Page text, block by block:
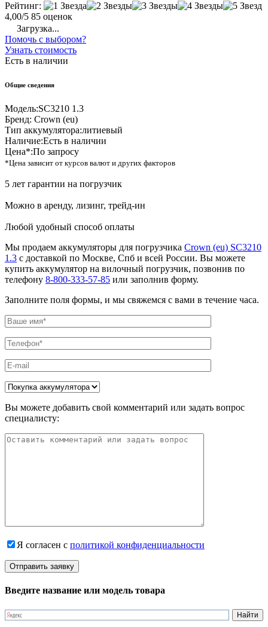
Рейтинг:
4,00/5 85 оценок
Загрузка...
Помочь с выбором?
Узнать стоимость
Есть в наличии
Общие сведения
Модель:SC3210 1.3
Бренд: Crown (eu)
Тип аккумулятора:литиевый
Наличие:Есть в наличии
Цена*:По запросу
*Цена зависит от курсов валют и других факторов
5 лет гарантии на погрузчик
Можно в аренду, лизинг, трейд-ин
Любой удобный способ оплаты
Мы продаем аккумуляторы для погрузчика Crown (eu) SC3210
1.3 с доставкой по Москве, Спб и всей России. Вы можете
купить аккумулятор на вилочный погрузчик, позвонив по
телефону 8-800-333-57-85 или заполнив форму.
Заполните поля формы, и мы свяжемся с вами в течение часа.
Вы можете добавить свой комментарий или задать вопрос
специалисту:
Я согласен с политикой конфиденциальности
Введите название или модель товара